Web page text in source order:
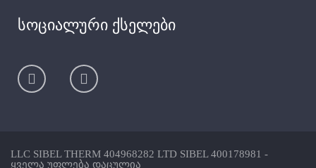
სოციალური ქსელები
LLC SIBEL THERM 404968282 LTD SIBEL 400178981 -
ყველა უფლება დაცულია